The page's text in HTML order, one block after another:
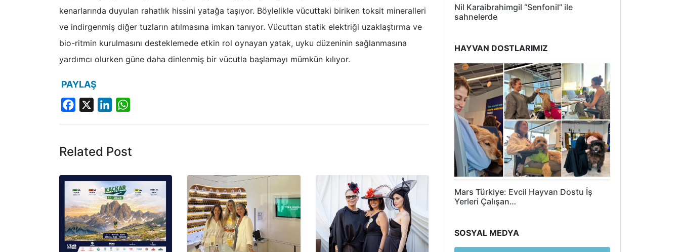
kenarlarında duyulan rahatlık hissini yatağa taşıyor. Böylelikle vücuttaki biriken toksit mineralleri
ve indirgenmiş diğer tuzların atılmasına imkan tanıyor. Vücuttan statik elektriği uzaklaştırma ve
bio-ritmin kurulmasını desteklemede etkin rol oynayan yatak, uyku düzeninin sağlanmasına
yardımcı olurken güne daha dinlenmiş bir vücutla başlamayı mümkün kılıyor.
PAYLAŞ
Facebook LinkedIn
Related Post
Nil Karaibrahimgil “Senfonil” ile
sahnelerde
HAYVAN DOSTLARIMIZ
Mars Türkiye: Evcil Hayvan Dostu İş
Yerleri Çalışan…
SOSYAL MEDYA